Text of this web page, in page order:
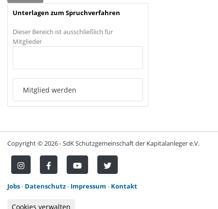
Unterlagen zum Spruchverfahren
Dieser Bereich ist ausschließlich für
Mitglieder
Mitglied werden
Copyright ©2026 - SdK Schutzgemeinschaft der Kapitalanleger e.V.
Jobs- Datenschutz- Impressum - Kontakt
Cookies verwalten